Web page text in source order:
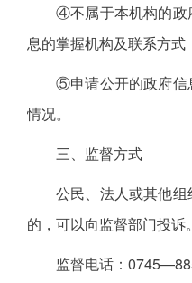
④不属于本机构的政
息的掌握机构及联系方式
⑤申请公开的政府信
情况。
三、监督方式
公民、法人或其他
的，可以向监督部门投诉。
监督电话：